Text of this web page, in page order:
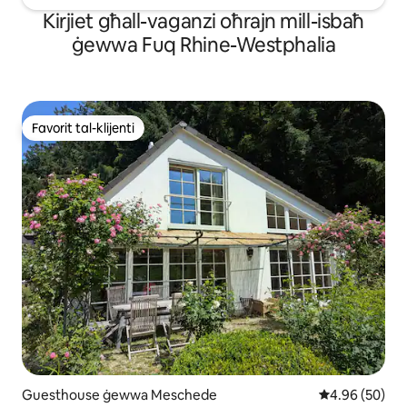
Kirjiet għall-vaganzi oħrajn mill-isbaħ
ġewwa Fuq Rhine-Westphalia
Favorit tal-klijenti
Favorit tal-klijenti
Guesthouse ġewwa Meschede Rating medju
4.96 (50)